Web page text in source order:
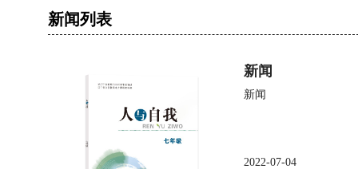
新闻列表
新闻
新闻
2022-07-04